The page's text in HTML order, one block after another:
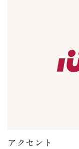
アクセント